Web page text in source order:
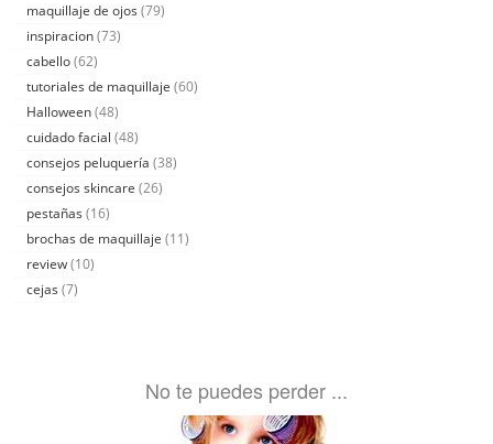
maquillaje de ojos (79)
inspiracion (73)
cabello (62)
tutoriales de maquillaje (60)
Halloween (48)
cuidado facial (48)
consejos peluquería (38)
consejos skincare (26)
pestañas (16)
brochas de maquillaje (11)
review (10)
cejas (7)
No te puedes perder ...